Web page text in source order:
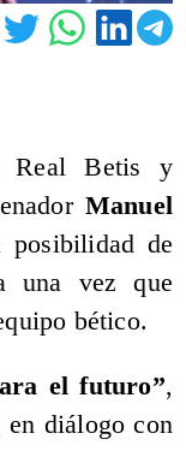
Real Betis y
Manuel
de
una vez que
bético.
el futuro”,
en diálogo con